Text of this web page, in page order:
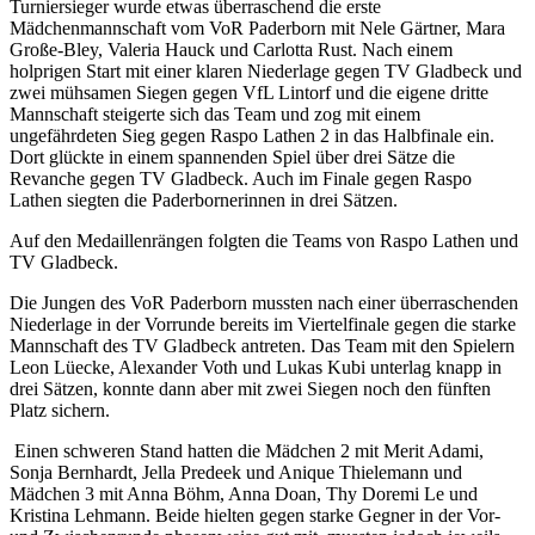
Turniersieger wurde etwas überraschend die erste
Mädchenmannschaft vom VoR Paderborn mit Nele Gärtner, Mara
Große-Bley, Valeria Hauck und Carlotta Rust. Nach einem
holprigen Start mit einer klaren Niederlage gegen TV Gladbeck und
zwei mühsamen Siegen gegen VfL Lintorf und die eigene dritte
Mannschaft steigerte sich das Team und zog mit einem
ungefährdeten Sieg gegen Raspo Lathen 2 in das Halbfinale ein.
Dort glückte in einem spannenden Spiel über drei Sätze die
Revanche gegen TV Gladbeck. Auch im Finale gegen Raspo
Lathen siegten die Paderbornerinnen in drei Sätzen.
Auf den Medaillenrängen folgten die Teams von Raspo Lathen und
TV Gladbeck.
Die Jungen des VoR Paderborn mussten nach einer überraschenden
Niederlage in der Vorrunde bereits im Viertelfinale gegen die starke
Mannschaft des TV Gladbeck antreten. Das Team mit den Spielern
Leon Lüecke, Alexander Voth und Lukas Kubi unterlag knapp in
drei Sätzen, konnte dann aber mit zwei Siegen noch den fünften
Platz sichern.
Einen schweren Stand hatten die Mädchen 2 mit Merit Adami,
Sonja Bernhardt, Jella Predeek und Anique Thielemann und
Mädchen 3 mit Anna Böhm, Anna Doan, Thy Doremi Le und
Kristina Lehmann. Beide hielten gegen starke Gegner in der Vor-